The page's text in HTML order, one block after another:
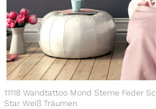
11118 Wandtattoo Mond Sterne Feder
Star Weiß Träumen